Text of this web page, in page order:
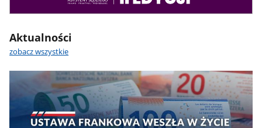
Aktualności
zobacz wszystkie